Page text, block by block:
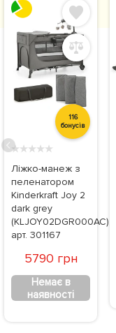
116
бонусів
★★★★★
Ліжко-манеж з
пеленатором
Kinderkraft Joy 2
dark grey
(KLJOY02DGR000AC),
арт. 301167
5790 грн
Немає в
наявності